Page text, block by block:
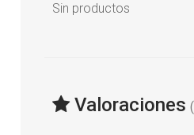
Sin productos
Valoraciones